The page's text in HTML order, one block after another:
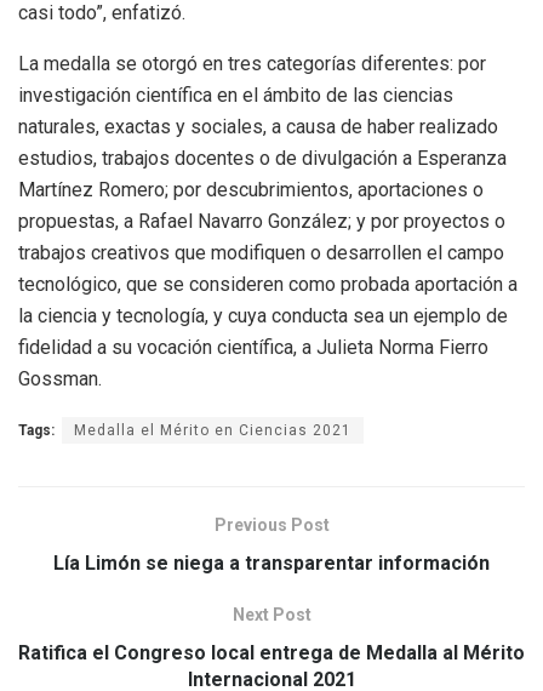
casi todo”, enfatizó.
La medalla se otorgó en tres categorías diferentes: por
investigación científica en el ámbito de las ciencias
naturales, exactas y sociales, a causa de haber realizado
estudios, trabajos docentes o de divulgación a Esperanza
Martínez Romero; por descubrimientos, aportaciones o
propuestas, a Rafael Navarro González; y por proyectos o
trabajos creativos que modifiquen o desarrollen el campo
tecnológico, que se consideren como probada aportación a
la ciencia y tecnología, y cuya conducta sea un ejemplo de
fidelidad a su vocación científica, a Julieta Norma Fierro
Gossman.
Tags: Medalla el Mérito en Ciencias 2021
Previous Post
Lía Limón se niega a transparentar información
Next Post
Ratifica el Congreso local entrega de Medalla al Mérito
Internacional 2021